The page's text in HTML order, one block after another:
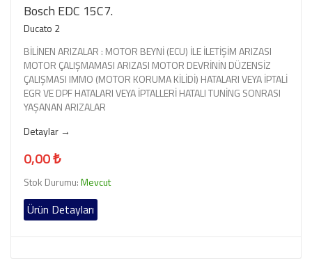
Bosch EDC 15C7.
Ducato 2
BİLİNEN ARIZALAR : MOTOR BEYNİ (ECU) İLE İLETİŞİM ARIZASI
MOTOR ÇALIŞMAMASI ARIZASI MOTOR DEVRİNİN DÜZENSİZ
ÇALIŞMASI IMMO (MOTOR KORUMA KİLİDİ) HATALARI VEYA İPTALİ
EGR VE DPF HATALARI VEYA İPTALLERİ HATALI TUNİNG SONRASI
YAŞANAN ARIZALAR
Detaylar →
0,00 ₺
Stok Durumu:Mevcut
Ürün Detayları